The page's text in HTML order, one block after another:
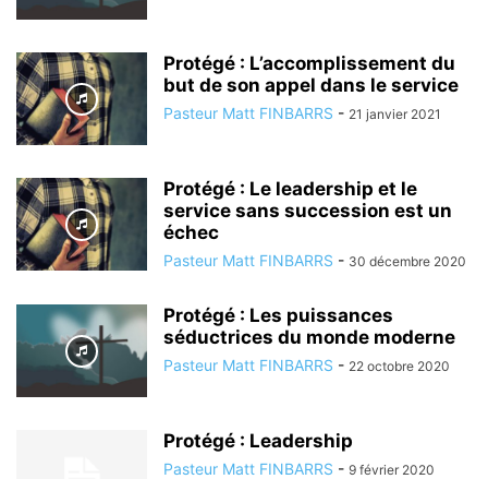
Protégé : L’accomplissement du
but de son appel dans le service
Pasteur Matt FINBARRS - 21 janvier 2021
Protégé : Le leadership et le
service sans succession est un
échec
Pasteur Matt FINBARRS - 30 décembre 2020
Protégé : Les puissances
séductrices du monde moderne
Pasteur Matt FINBARRS - 22 octobre 2020
Protégé : Leadership
Pasteur Matt FINBARRS - 9 février 2020